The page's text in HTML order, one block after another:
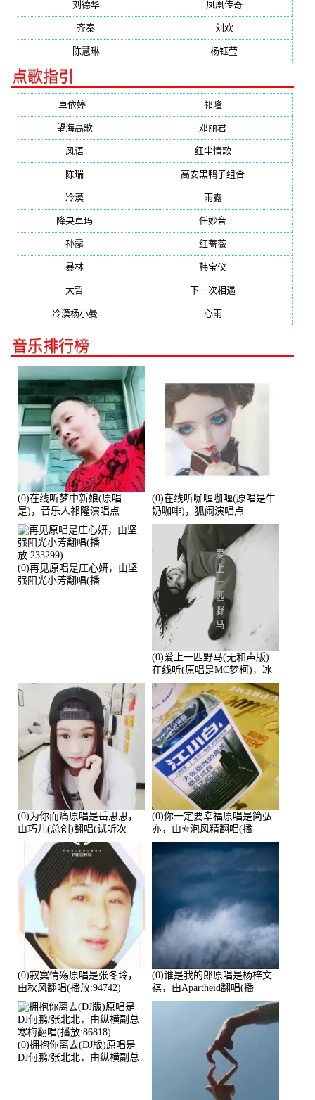
刘德华 凤凰传奇
齐秦 刘欢
陈慧琳 杨钰莹
点歌指引
卓依婷 祁隆(647)
望海高歌 邓丽君
风语 红尘情歌(472)
陈瑞 高安黑鸭子组合
冷漠 雨露(350)
降央卓玛 任妙音
孙露 红蔷薇
暴林 韩宝仪
大哲 下一次相遇
冷漠杨小曼 心雨(232)
音乐排行榜
(0)在线听梦中新娘(原唱
是)，音乐人祁隆演唱点
播:2713192次
(0)在线听咖喱咖喱(原唱是牛
奶咖啡)，狐闹演唱点
播:287579次
(0)再见原唱是庄心妍，由坚
强阳光小芳翻唱(播
(0)爱上一匹野马(无和声版)
在线听(原唱是MC梦柯)，冰
鑫Asce演唱点播:178815次
(0)为你而痛原唱是岳思思，
由巧儿(总创)翻唱(试听次
数:108697)
(0)你一定要幸福原唱是简弘
亦，由✯泡风精翻唱(播
放:102381)
(0)寂寞情殇原唱是张冬玲，
由秋风翻唱(播放:94742)
(0)谁是我的郎原唱是杨梓文
祺，由Apartheid翻唱(播
放:94178)
(0)拥抱你离去(DJ版)原唱是
DJ何鹏/张北北，由纵横副总